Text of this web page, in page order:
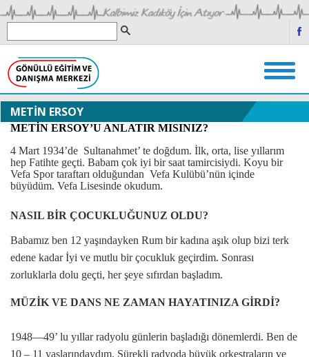
METİN ERSOY
METİN ERSOY’U ANLATIR MISINIZ?
4 Mart 1934’de Sultanahmet’ te doğdum. İlk, orta, lise yıllarım
hep Fatihte geçti. Babam çok iyi bir saat tamircisiydi. Koyu bir
Vefa Spor taraftarı olduğundan Vefa Kulübü’nün içinde
büyüdüm. Vefa Lisesinde okudum.
NASIL BİR ÇOCUKLUĞUNUZ OLDU?
Babamız ben 12 yaşındayken Rum bir kadına aşık olup bizi terk
edene kadar İyi ve mutlu bir çocukluk geçirdim. Sonrası
zorluklarla dolu geçti, her şeye sıfırdan başladım.
MÜZİK VE DANS NE ZAMAN HAYATINIZA GİRDİ?
1948—49’ lu yıllar radyolu günlerin başladığı dönemlerdi. Ben de
10 – 11 yaşlarındaydım. Sürekli radyoda büyük orkestraların ve